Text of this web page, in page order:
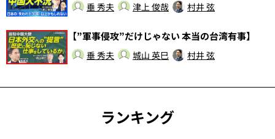
垂 秀夫 津上 俊哉 村井 弦
【”軍事侵攻”だけじゃない 本当の台湾有事】
垂 秀夫 城山 英巳 村井 弦
ランキング